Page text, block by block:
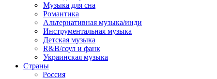
Музыка для сна
Романтика
Альтернативная музыка/инди
Инструментальная музыка
Детская музыка
R&B/cоул и фанк
Украинская музыка
Страны
Россия